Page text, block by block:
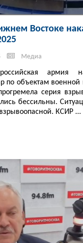
Востоке
Медиа
армия
по объектам военной
серия
бессильны.
КСИР ...